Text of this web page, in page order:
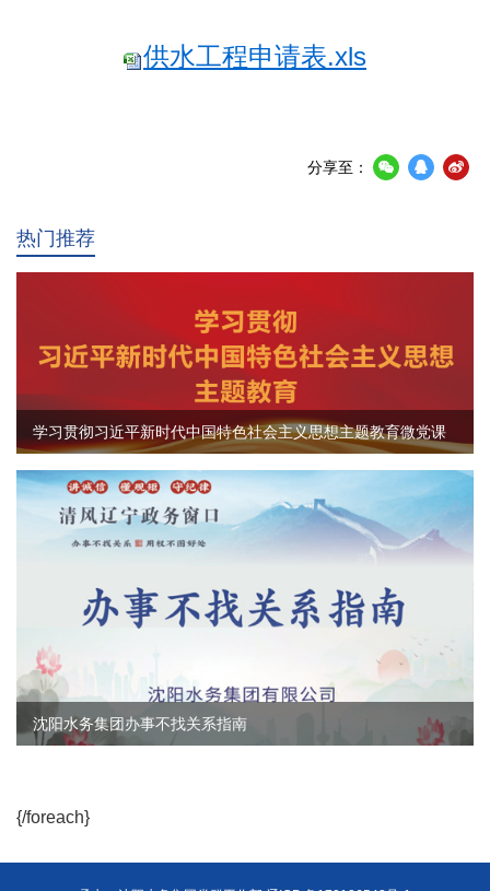
供水工程申请表.xls
分享至：
热门推荐
学习贯彻习近平新时代中国特色社会主义思想主题教育微党课
沈阳水务集团办事不找关系指南
{/foreach}